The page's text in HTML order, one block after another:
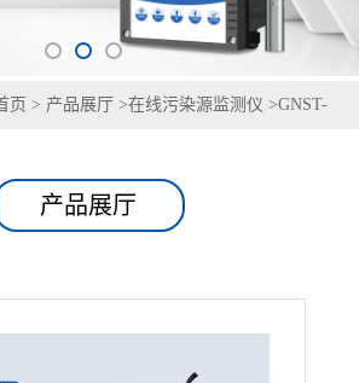
页 > 产品展厅 >在线污染源监测仪 >GNST-
产品展厅